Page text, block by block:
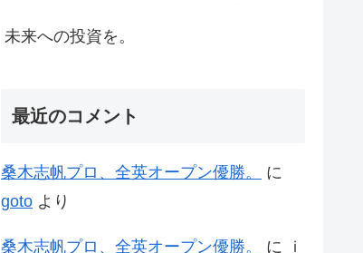
未来への投資を。
最近のコメント
桑木志帆プロ、全英オープン優勝。
に
goto より
桑木志帆プロ、全英オープン優勝。 に
ｉ